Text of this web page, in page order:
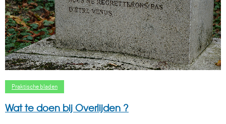
Praktische bladen
Wat te doen bij Overlijden ?